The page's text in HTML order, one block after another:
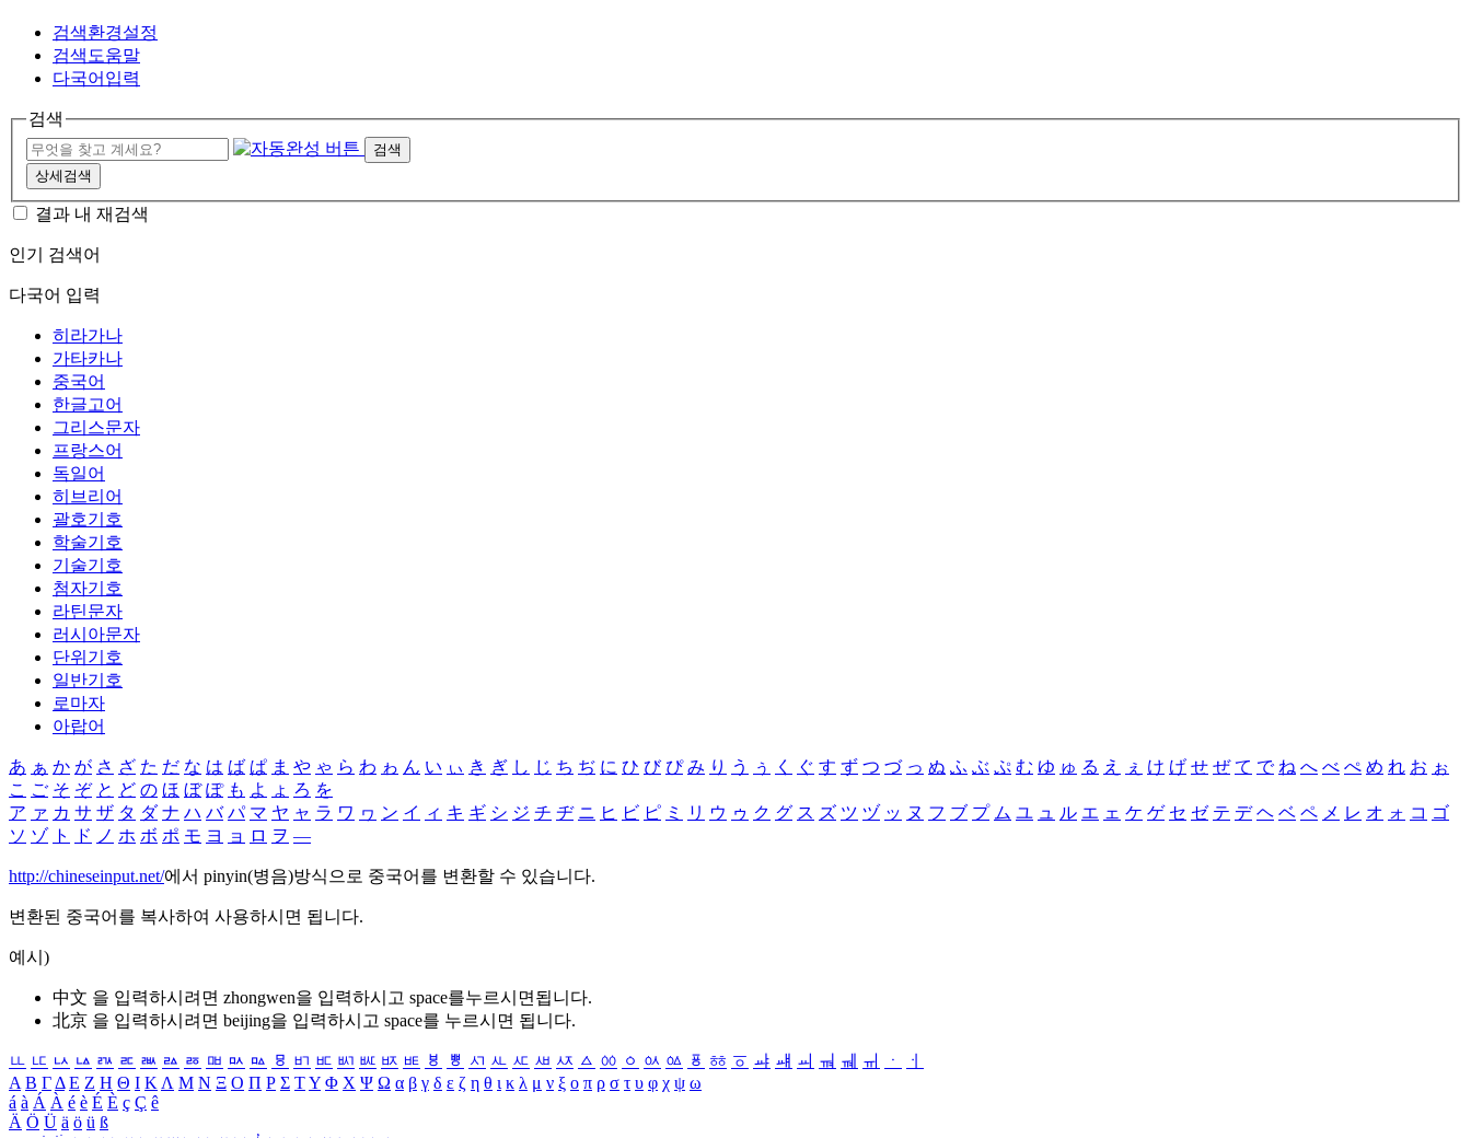
검색환경설정
검색도움말
다국어입력
검색
검색
상세검색
결과 내 재검색
인기 검색어
다국어 입력
히라가나
가타카나
중국어
한글고어
그리스문자
프랑스어
독일어
히브리어
괄호기호
학술기호
기술기호
첨자기호
라틴문자
러시아문자
단위기호
일반기호
로마자
아랍어
あ ぁ か が さ ざ た だ な は ば ぱ ま や ゃ ら わ ゎ ん い ぃ き ぎ し じ ち ぢ に ひ び ぴ み り う ぅ く ぐ す ず つ づ っ ぬ ふ ぶ ぷ む ゆ ゅ る え ぇ け げ せ ぜ て で ね へ べ ぺ め れ お ぉ
こ ご そ ぞ と ど の ほ ぼ ぽ も よ ょ ろ を
ア ァ カ サ ザ タ ダ ナ ハ バ パ マ ヤ ャ ラ ワ ヮ ン イ ィ キ ギ シ ジ チ ヂ ニ ヒ ビ ピ ミ リ ウ ゥ ク グ ス ズ ツ ヅ ッ ヌ フ ブ プ ム ユ ュ ル エ ェ ケ ゲ セ ゼ テ デ ヘ ベ ペ メ レ オ ォ コ ゴ
ソ ゾ ト ド ノ ホ ボ ポ モ ヨ ョ ロ ヲ ―
http://chineseinput.net/에서 pinyin(병음)방식으로 중국어를 변환할 수 있습니다.
변환된 중국어를 복사하여 사용하시면 됩니다.
예시)
中文 을 입력하시려면 zhongwen을 입력하시고 space를누르시면됩니다.
北京 을 입력하시려면 beijing을 입력하시고 space를 누르시면 됩니다.
ㅥ ㅦ ㅧ ㅨ ㅩ ㅪ ㅫ ㅬ ㅭ ㅮ ㅯ ㅰ ㅱ ㅲ ㅳ ㅴ ㅵ ㅶ ㅷ ㅸ ㅹ ㅺ ㅻ ㅼ ㅽ ㅾ ㅿ ㆀ ㆁ ㆂ ㆃ ㆄ ㆅ ㆆ ㆇ ㆈ ㆉ ㆊ ㆋ ㆌ ㆍ
ㆎ
Α Β ΓΔ Ε Ζ Η Θ Ι ΚΛ Μ Ν Ξ Ο Π Ρ Σ ΤΥ Φ Χ Ψ Ω α β γ δ ε ζ η θ ι κ λ μ ν ξ ο π ρ σ τ υ φ χ ψ ω
á à Á À é è É È ç Ç ê
Ä Ö Ü ä ö ü ß